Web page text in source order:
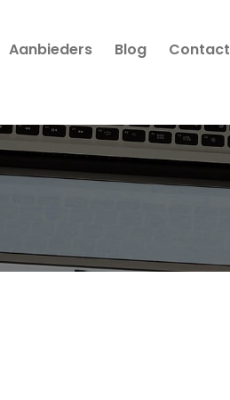
Aanbieders Blog Contact